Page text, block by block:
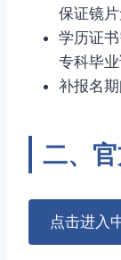
保证镜
学历证
专科毕
补报名
二、
点击进入